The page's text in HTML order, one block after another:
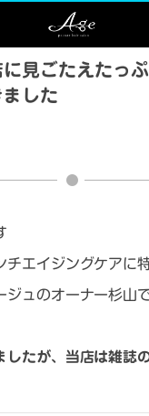
に見ごたえたっ
した
チエイジングケアに
ュのオーナー杉山で
したが、当店は雑誌